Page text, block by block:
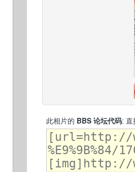
此相片的 BBS 论坛代码: 直